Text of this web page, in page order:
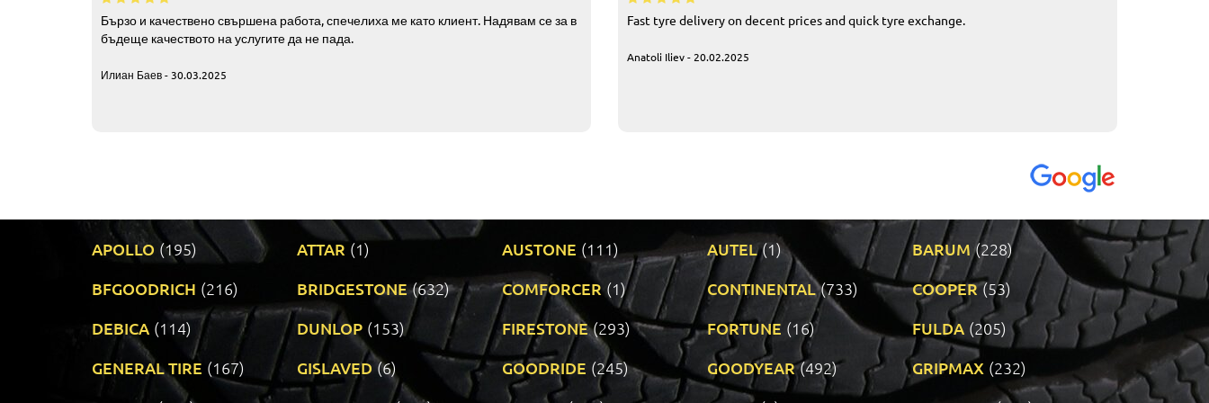
Бързо и качествено свършена работа, спечелиха ме като клиент. Надявам се за в
бъдеще качеството на услугите да не пада.
Илиан Баев - 30.03.2025
Fast tyre delivery on decent prices and quick tyre exchange.
Anatoli Iliev - 20.02.2025
APOLLO (195) ATTAR (1) AUSTONE (111) AUTEL (1) BARUM (228)
BFGOODRICH (216) BRIDGESTONE (632) COMFORCER (1) CONTINENTAL (733) COOPER (53)
DEBICA (114) DUNLOP (153) FIRESTONE (293) FORTUNE (16) FULDA (205)
GENERAL TIRE (167) GISLAVED (6) GOODRIDE (245) GOODYEAR (492) GRIPMAX (232)